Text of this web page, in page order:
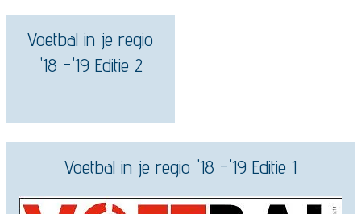
Voetbal in je regio
'18 -'19 Editie 2
Voetbal in je regio '18 -'19 Editie 1